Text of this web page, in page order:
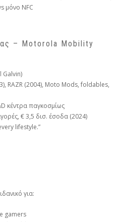
μόνο NFC
– Motorola Mobility
Galvin)
RAZR (2004), Moto Mods, foldables,
κέντρα παγκοσμίως
€ 3,5 δισ. έσοδα (2024)
lifestyle.”
για:
gamers